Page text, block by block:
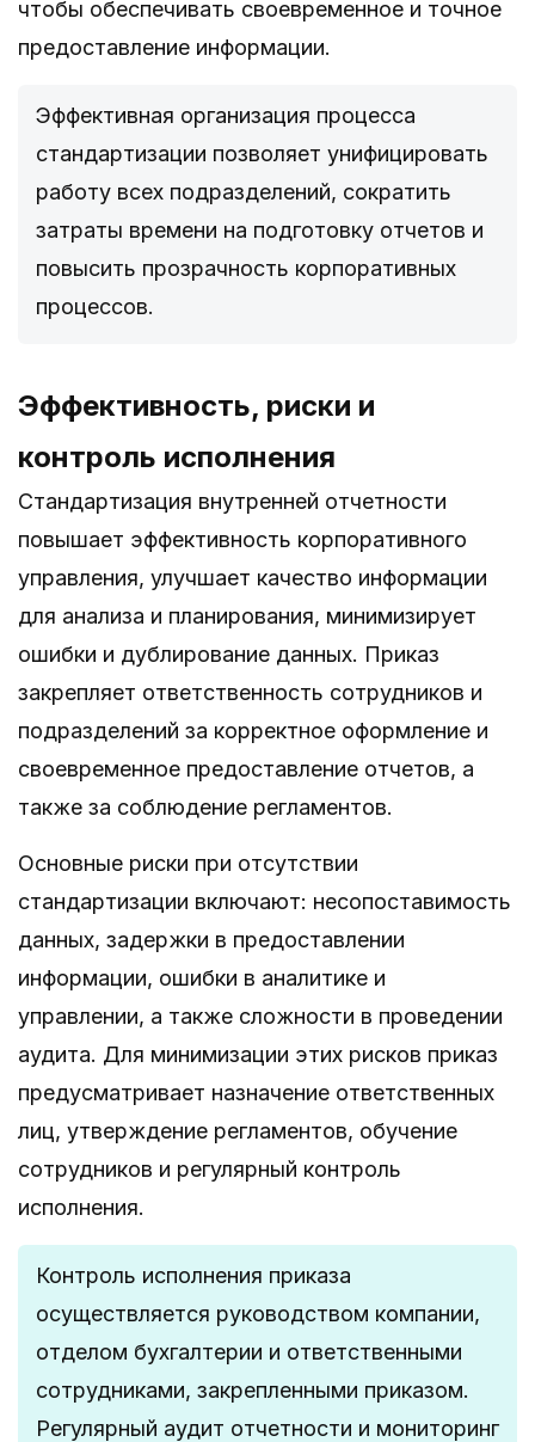
чтобы обеспечивать своевременное и точное
предоставление информации.
Эффективная организация процесса
стандартизации позволяет унифицировать
работу всех подразделений, сократить
затраты времени на подготовку отчетов и
повысить прозрачность корпоративных
процессов.
Эффективность, риски и
контроль исполнения
Стандартизация внутренней отчетности
повышает эффективность корпоративного
управления, улучшает качество информации
для анализа и планирования, минимизирует
ошибки и дублирование данных. Приказ
закрепляет ответственность сотрудников и
подразделений за корректное оформление и
своевременное предоставление отчетов, а
также за соблюдение регламентов.
Основные риски при отсутствии
стандартизации включают: несопоставимость
данных, задержки в предоставлении
информации, ошибки в аналитике и
управлении, а также сложности в проведении
аудита. Для минимизации этих рисков приказ
предусматривает назначение ответственных
лиц, утверждение регламентов, обучение
сотрудников и регулярный контроль
исполнения.
Контроль исполнения приказа
осуществляется руководством компании,
отделом бухгалтерии и ответственными
сотрудниками, закрепленными приказом.
Регулярный аудит отчетности и мониторинг